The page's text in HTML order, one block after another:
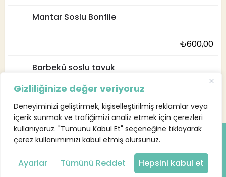
Gizliliğinize değer veriyoruz
Deneyiminizi geliştirmek, kişiselleştirilmiş reklamlar veya
içerik sunmak ve trafiğimizi analiz etmek için çerezleri
kullanıyoruz. "Tümünü Kabul Et" seçeneğine tıklayarak
çerez kullanımımızı kabul etmiş olursunuz.
Ayarlar Tümünü Reddet Hepsini kabul et
Mantar Soslu Bonfile
₺600,00
Barbekü soslu tavuk
inzity.com İşletme girişi